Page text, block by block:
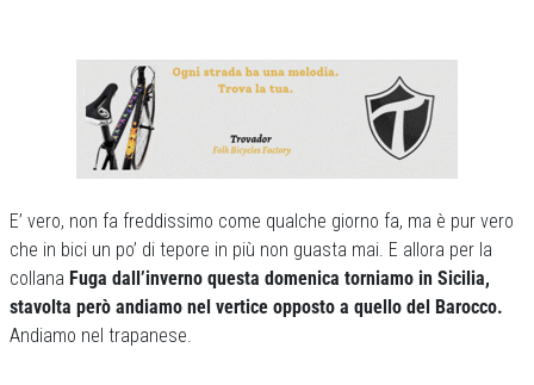
E’ vero, non fa freddissimo come qualche giorno fa, ma è pur vero
che in bici un po’ di tepore in più non guasta mai. E allora per la
collana Fuga dall’inverno questa domenica torniamo in Sicilia,
stavolta però andiamo nel vertice opposto a quello del Barocco.
Andiamo nel trapanese.